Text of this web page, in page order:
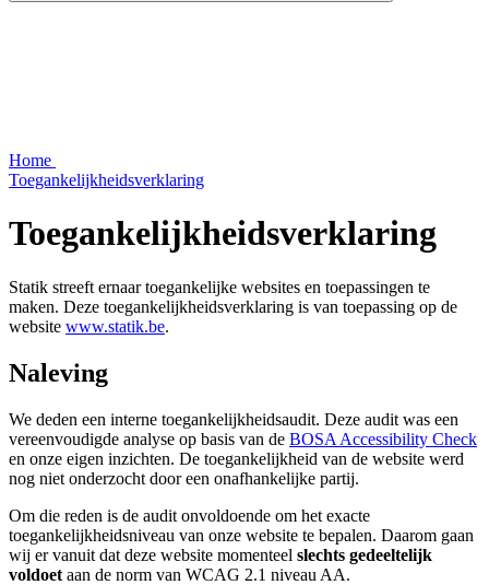
Home
Toegankelijkheidsverklaring
Toegankelijkheidsverklaring
Statik streeft ernaar toegankelijke websites en toepassingen te
maken. Deze toegankelijkheidsverklaring is van toepassing op de
website www.statik.be.
Naleving
We deden een interne toegankelijkheidsaudit. Deze audit was een
vereenvoudigde analyse op basis van de BOSA Accessibility Check
en onze eigen inzichten. De toegankelijkheid van de website werd
nog niet onderzocht door een onafhankelijke partij.
Om die reden is de audit onvoldoende om het exacte
toegankelijkheidsniveau van onze website te bepalen. Daarom gaan
wij er vanuit dat deze website momenteel slechts gedeeltelijk
voldoet aan de norm van WCAG 2.1 niveau AA.